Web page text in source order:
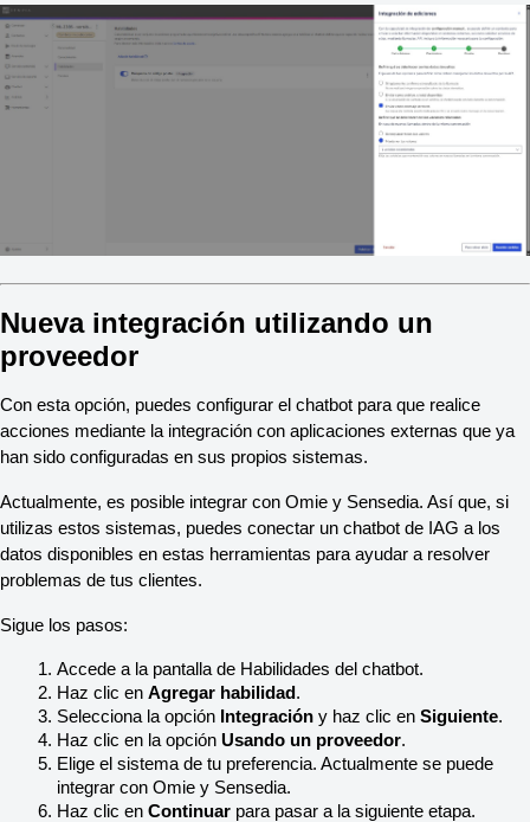
Nueva integración utilizando un
proveedor
Con esta opción, puedes configurar el chatbot para que realice
acciones mediante la integración con aplicaciones externas que ya
han sido configuradas en sus propios sistemas.
Actualmente, es posible integrar con Omie y Sensedia. Así que, si
utilizas estos sistemas, puedes conectar un chatbot de IAG a los
datos disponibles en estas herramientas para ayudar a resolver
problemas de tus clientes.
Sigue los pasos:
Accede a la pantalla de Habilidades del chatbot.
Haz clic en Agregar habilidad .
Selecciona la opción Integración y haz clic en Siguiente.
Haz clic en la opción Usando un proveedor.
Elige el sistema de tu preferencia. Actualmente se puede
integrar con Omie y Sensedia.
Haz clic en Continuar para pasar a la siguiente etapa.